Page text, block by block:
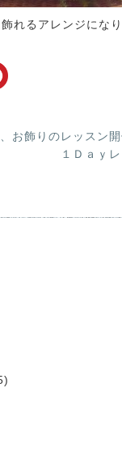
れるアレンジにな
お飾りのレッスン開
１Ｄａｙ